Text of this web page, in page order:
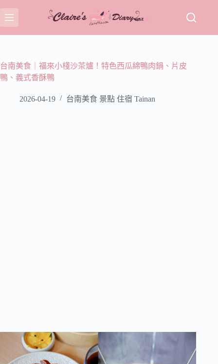
至
主
容
台南美食｜福來小棧沙茶爐！特色西瓜綿鴨肉鍋、片皮
鴨、義式香酥鴨
2026-04-19 台南美食 景點 住宿 Tainan